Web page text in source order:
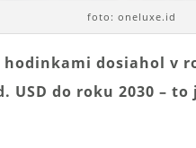
foto: oneluxe.id
dosiahol v
USD do roku 2030 –